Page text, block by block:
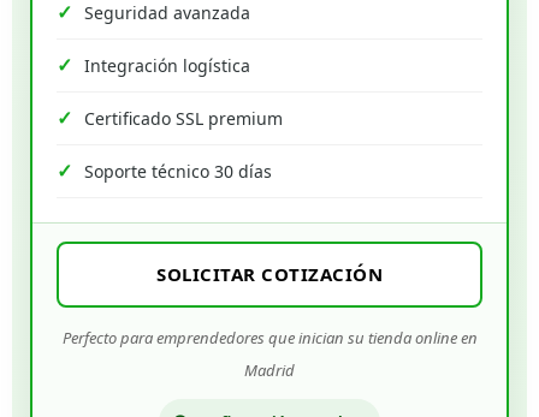
Seguridad avanzada
Integración logística
Certificado SSL premium
Soporte técnico 30 días
SOLICITAR COTIZACIÓN
Perfecto para emprendedores que inician su tienda online en
Madrid